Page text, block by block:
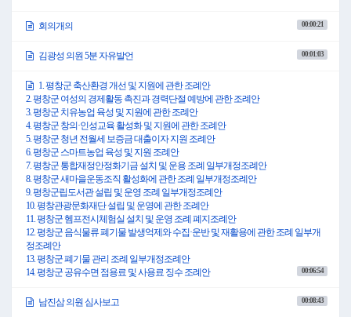
례안
14. 평창군 공유수면 점용료 및 사용료 징수 조례안(이상 14건 조례심사특별위원회 제
15. 2024년도 공유재산관리계획 2차 변경계획안(공유재산관리계획심사특별위원회
제안)
16. 평창군 친환경 잡곡 생산·유통센터 무상사용 동의안(평창군수 제출)
17. 용평면 이목정리 산지공판장 민간위탁 동의안(평창군수 제출)
18. 용평면 이목정리 산지공판장 무상사용 동의안(평창군수 제출)
19. 2024년도 제1회 추가경정예산안(예산결산특별위원회 제안)
20. 제천~평창 고속철도 국가철도망 반영 촉구 결의문 채택의 건(의장 제의)
21. 제294회 평창군의회 임시회 회의록 서명의원 선출의 건(의장 제의)
(11시00분 개의)
○의장 심현정: 의석을 정돈하여 주시기 바랍니다.
성원이 되었으므로 제294회 평창군의회 임시회 제2차 본회의를 개의하겠습니다.
o 5분 자유발언(김광성 의원)
(11시00분)
언을 청취한 후 회의를 진행하도록 하겠습니다.
김광성 의원께서는 발언대로 나오셔서 발언해 주시기 바랍니다.
회의개의 00:00:21
김광성 의원 5분 자유발언 00:01:03
1. 평창군 축산환경 개선 및 지원에 관한 조례안
2. 평창군 여성의 경제활동 촉진과 경력단절 예방에 관한 조례안
3. 평창군 치유농업 육성 및 지원에 관한 조례안
4. 평창군 창의·인성교육 활성화 및 지원에 관한 조례안
5. 평창군 청년 전월세 보증금 대출이자 지원 조례안
6. 평창군 스마트농업 육성 및 지원 조례안
7. 평창군 통합재정안정화기금 설치 및 운용 조례 일부개정조례안
8. 평창군 새마을운동조직 활성화에 관한 조례 일부개정조례안
9. 평창군립도서관 설립 및 운영 조례 일부개정조례안
10. 평창관광문화재단 설립 및 운영에 관한 조례안
11. 평창군 헴프전시체험실 설치 및 운영 조례 폐지조례안
12. 평창군 음식물류 폐기물 발생억제와 수집·운반 및 재활용에 관한 조례 일부개
정조례안
13. 평창군 폐기물 관리 조례 일부개정조례안
14. 평창군 공유수면 점용료 및 사용료 징수 조례안
00:06:54
남진삼 의원 심사보고 00:08:43